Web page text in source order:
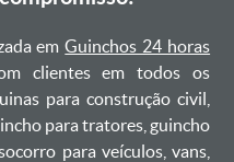
emGuinchos 24 horas
clientes em todos os
para construção civil,
para tratores, guincho
para veículos, vans,